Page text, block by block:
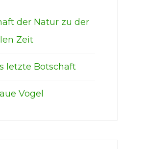
der Natur zu der
Zeit
letzte Botschaft
Vogel